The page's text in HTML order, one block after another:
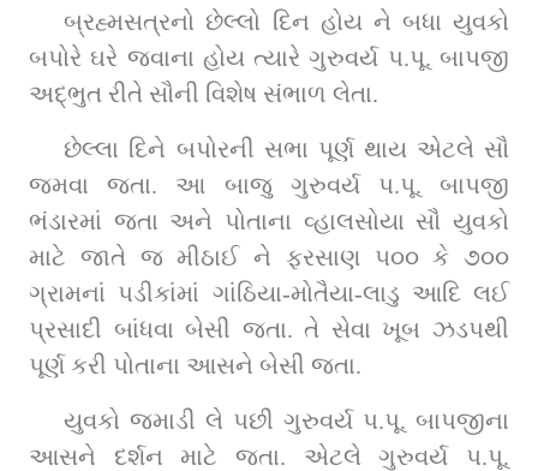
બ્રહ્મસત્રનો છેલ્લો દિન હોય ને બધા યુવકો
બપોરે ઘરે જવાના હોય ત્યારે ગુરુવર્ય પ.પૂ. બાપજી
અદ્‌ભુત રીતે સૌની વિશેષ સંભાળ લેતા.
છેલ્લા દિને બપોરની સભા પૂર્ણ થાય એટલે સૌ
જમવા જતા. આ બાજુ ગુરુવર્ય પ.પૂ. બાપજી
ભંડારમાં જતા અને પોતાના વ્હાલસોયા સૌ યુવકો
માટે જાતે જ મીઠાઈ ને ફરસાણ ૫૦૦ કે ૭૦૦
ગ્રામનાં પડીકાંમાં ગાંઠિયા-મોતૈયા-લાડુ આદિ લઈ
પ્રસાદી બાંધવા બેસી જતા. તે સેવા ખૂબ ઝડપથી
પૂર્ણ કરી પોતાના આસને બેસી જતા.
યુવકો જમાડી લે પછી ગુરુવર્ય પ.પૂ. બાપજીના
આસને દર્શન માટે જતા. એટલે ગુરુવર્ય પ.પૂ.